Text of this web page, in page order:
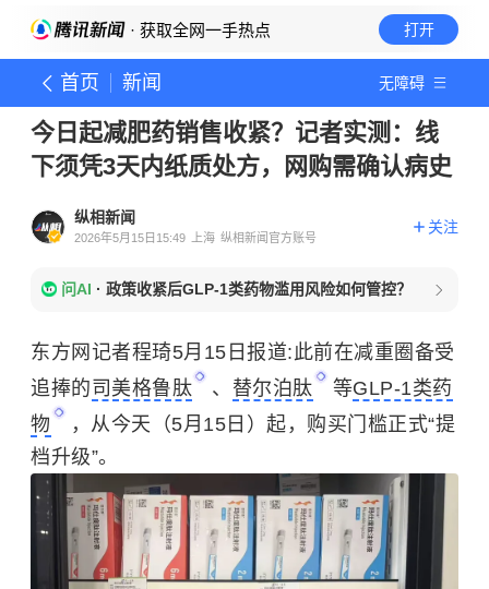
· 获取全网一手热点 打开
首页 新闻 无障碍
今日起减肥药销售收紧？记者实测：线
下须凭3天内纸质处方，网购需确认病史
纵相新闻
2026年5月15日15:49 上海 纵相新闻官方账号
关注
问AI · 政策收紧后GLP-1类药物滥用风险如何管控？
东方网记者程琦5月15日报道:此前在减重圈备受
追捧的司美格鲁肽 、 替尔泊肽 等GLP-1类药
物
，从今天（5月15日）起，购买门槛正式“提
档升级”。